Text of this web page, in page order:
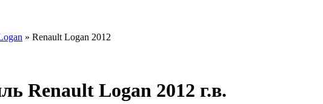
» Renault Logan 2012
Renault Logan 2012 г.в.